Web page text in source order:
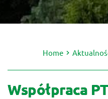
Home
Współpraca